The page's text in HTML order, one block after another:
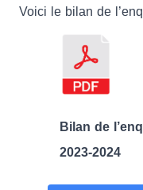
Voici le bilan de
Bilan de
2023-2024